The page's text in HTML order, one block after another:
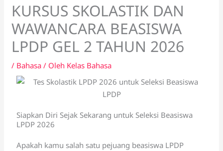
KURSUS SKOLASTIK DAN
WAWANCARA BEASISWA
LPDP GEL 2 TAHUN 2026
/ Bahasa / Oleh Kelas Bahasa
Siapkan Diri Sejak Sekarang untuk Seleksi Beasiswa
LPDP 2026
Apakah kamu salah satu pejuang beasiswa LPDP